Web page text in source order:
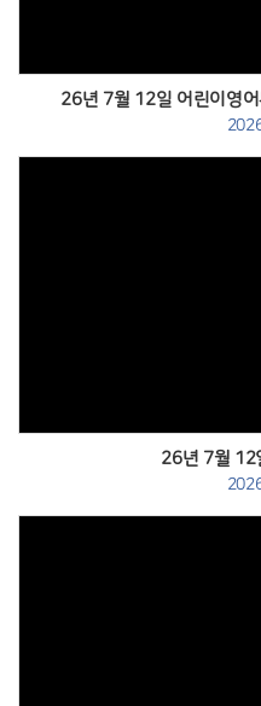
26년 7월 12일 어린이영
26년 7월 12